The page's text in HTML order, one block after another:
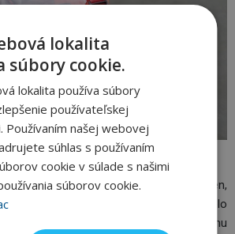
Wild Swim Bag
kúsok sme si nechali až na koniec. Nielen,
k pásu a využiť ku všetkému, čo už bolo
bójok, ale zároveň k nemu
lokalita
súbory cookie.
lokalita používa súbory
používateľskej
Používaním našej webovej
súhlas s používaním
cookie v súlade s našimi
súborov cookie.